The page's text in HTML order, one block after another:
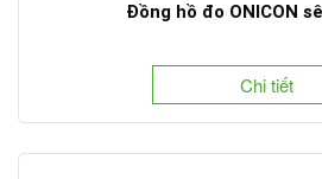
Đồng hồ đo ONICON
Chi tiết